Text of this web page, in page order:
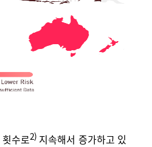
수로2) 지속해서 증가하고 있